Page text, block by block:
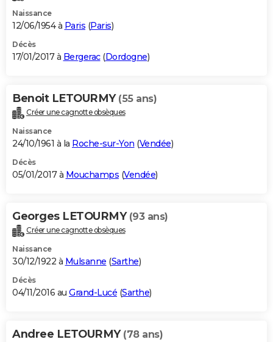
Naissance
12/06/1954 à Paris (Paris)
Décès
17/01/2017 à Bergerac(Dordogne)
Benoit LETOURMY (55 ans)
Créer une cagnotte obsèques
Naissance
24/10/1961 à la Roche-sur-Yon (Vendée)
Décès
05/01/2017 à Mouchamps (Vendée)
Georges LETOURMY (93 ans)
Créer une cagnotte obsèques
Naissance
30/12/1922 à Mulsanne (Sarthe)
Décès
04/11/2016 au Grand-Lucé (Sarthe)
Andree LETOURMY (78 ans)